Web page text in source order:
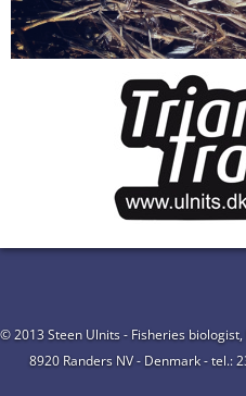
© 2013 Steen Ulnits - Fisheries
8920 Randers NV - Denmark - tel.: